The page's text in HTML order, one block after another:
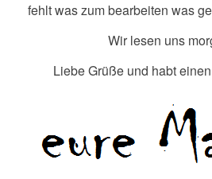
fehlt was zum bearbeiten was
Wir lesen uns
Liebe Grüße und habt